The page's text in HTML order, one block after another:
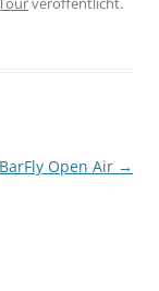
BarFly Open Air →